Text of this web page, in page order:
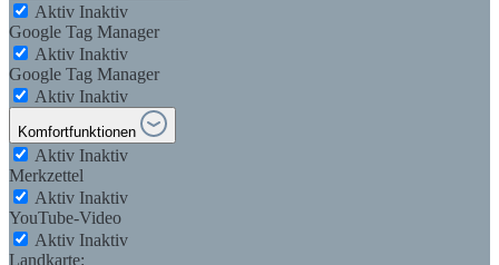
Aktiv Inaktiv
Google Tag Manager
Aktiv Inaktiv
Google Tag Manager
Aktiv Inaktiv
Komfortfunktionen
Aktiv Inaktiv
Merkzettel
Aktiv Inaktiv
YouTube-Video
Aktiv Inaktiv
Landkarte: